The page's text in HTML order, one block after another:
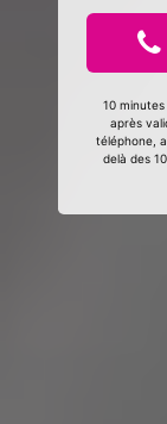
10
après
téléphone,
delà des